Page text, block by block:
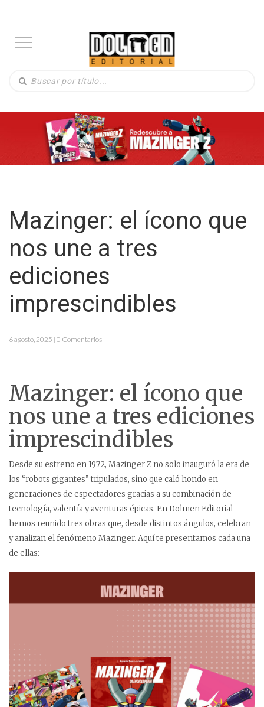
Mazinger: el ícono que
nos une a tres
ediciones
imprescindibles
6 agosto, 2025 | 0 Comentarios
Mazinger: el ícono que
nos une a tres ediciones
imprescindibles
Desde su estreno en 1972, Mazinger Z no solo inauguró la era de
los “robots gigantes” tripulados, sino que caló hondo en
generaciones de espectadores gracias a su combinación de
tecnología, valentía y aventuras épicas. En Dolmen Editorial
hemos reunido tres obras que, desde distintos ángulos, celebran
y analizan el fenómeno Mazinger. Aquí te presentamos cada una
de ellas: